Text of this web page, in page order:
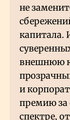
не
капитала.
внешнюю
и
премию за
спектре,